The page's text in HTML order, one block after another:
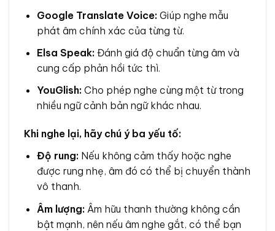
Google Translate Voice:Giúp nghe mẫu
phát âm chính xác của từng từ.
Elsa Speak:Đánh giá độ chuẩn từng âm và
cung cấp phản hồi tức thì.
YouGlish:Cho phép nghe cùng một từ trong
nhiều ngữ cảnh bản ngữ khác nhau.
Khi nghe lại, hãy chú ý ba yếu tố:
Độ rung:Nếu không cảm thấy hoặc nghe
được rung nhẹ, âm đó có thể bị chuyển thành
vô thanh.
Âm lượng:Âm hữu thanh thường không cần
bật mạnh, nên nếu âm nghe gắt, có thể bạn